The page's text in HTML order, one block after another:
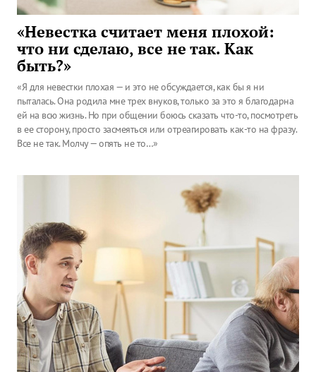
«Невестка считает меня плохой:
что ни сделаю, все не так. Как
быть?»
«Я для невестки плохая — и это не обсуждается, как бы я ни
пыталась. Она родила мне трех внуков, только за это я благодарна
ей на всю жизнь. Но при общении боюсь сказать что-то, посмотреть
в ее сторону, просто засмеяться или отреагировать как-то на фразу.
Все не так. Молчу — опять не то…»